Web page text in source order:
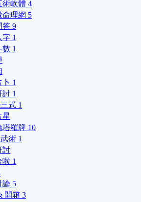
術軟體 4
命理網 5
答 9
字 1
數 1
卜 1
討 1
式 1
星
塔羅牌 10
術 1
討
啦 1
論 5
開箱 3